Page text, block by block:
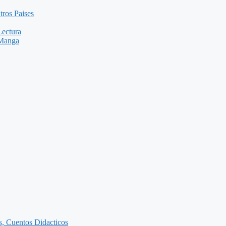
Paises
Cuentos Didacticos